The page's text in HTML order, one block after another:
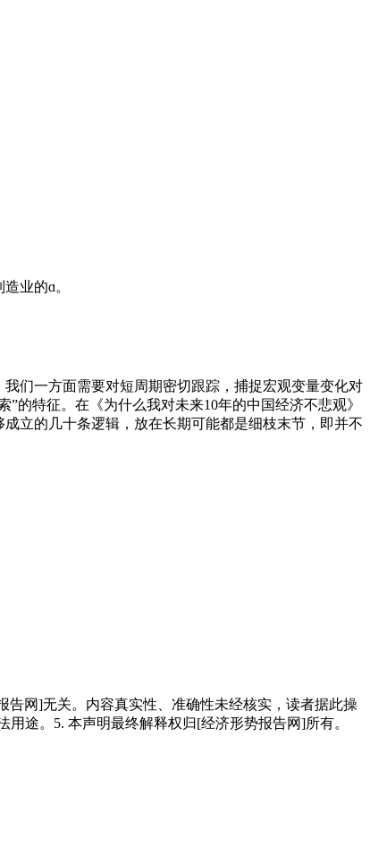
业的ɑ。
们一方面需要对短周期密切跟踪，捕捉宏观变量变化对
的特征。在《为什么我对未来10年的中国经济不悲观》
立的几十条逻辑，放在长期可能都是细枝末节，即并不
告网]无关。内容真实性、准确性未经核实，读者据此操
途。5. 本声明最终解释权归[经济形势报告网]所有。